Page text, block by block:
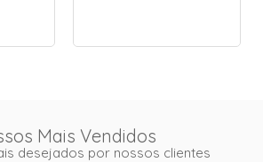
Mais Vendidos
desejados por nossos clientes